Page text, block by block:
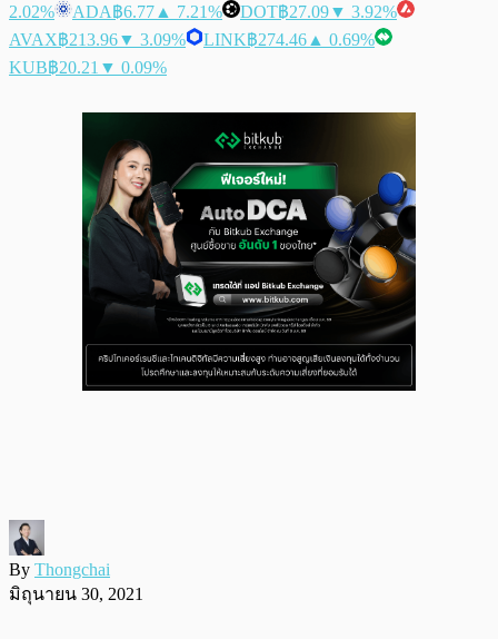
2.02%
ADA฿6.77 ▲ 7.21% DOT฿27.09▼ 3.92%
AVAX฿213.96▼ 3.09% LINK฿274.46 ▲ 0.69%
KUB฿20.21 ▼ 0.09%
By Thongchai
มิถุนายน 30, 2021